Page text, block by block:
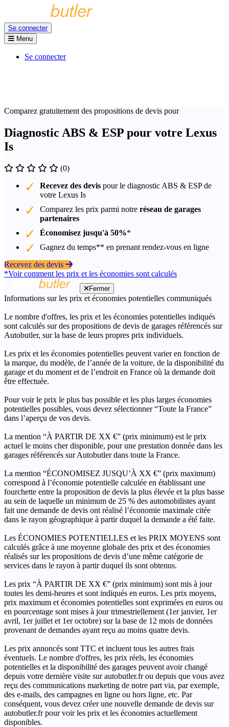
Se connecter
Menu
Se connecter
Comparez gratuitement des propositions de devis pour
Diagnostic ABS & ESP pour votre Lexus
Is
(0)
Recevez des devis pour le diagnostic ABS & ESP de
votre Lexus Is
Comparez les prix parmi notre réseau de garages
partenaires
Économisez jusqu'à 50%*
Gagnez du temps** en prenant rendez-vous en ligne
Recevez des devis
*Voir comment les prix et les économies sont calculés
Fermer
Informations sur les prix et économies potentielles communiqués
Le nombre d'offres, les prix et les économies potentielles indiqués
sont calculés sur des propositions de devis de garages référencés sur
Autobutler, sur la base de leurs propres prix individuels.
Les prix et les économies potentielles peuvent varier en fonction de
la marque, du modèle, de l’année de la voiture, de la disponibilité du
garage et du moment et de l’endroit en France où la demande doit
être effectuée.
Pour voir le prix le plus bas possible et les plus larges économies
potentielles possibles, vous devez sélectionner “Toute la France”
dans l’aperçu de vos devis.
La mention “À PARTIR DE XX €” (prix minimum) est le prix
actuel le moins cher disponible, pour une prestation donnée dans les
garages référencés sur Autobutler dans toute la France.
La mention “ÉCONOMISEZ JUSQU’À XX €” (prix maximum)
correspond à l’économie potentielle calculée en établissant une
fourchette entre la proposition de devis la plus élevée et la plus basse
au sein de laquelle un minimum de 25 % des automobilistes ayant
fait une demande de devis ont réalisé l’économie maximale citée
dans le rayon géographique à partir duquel la demande a été faite.
Les ÉCONOMIES POTENTIELLES et les PRIX MOYENS sont
calculés grâce à une moyenne globale des prix et des économies
réalisés sur les propositions de devis d’une même catégorie de
services dans le rayon à partir duquel ils sont obtenus.
Les prix “À PARTIR DE XX €” (prix minimum) sont mis à jour
toutes les demi-heures et sont indiqués en euros. Les prix moyens,
prix maximum et économies potentielles sont exprimées en euros ou
en pourcentage sont mises à jour trimestriellement (1er janvier, 1er
avril, 1er juillet et 1er octobre) sur la base de 12 mois de données
provenant de demandes ayant reçu au moins quatre devis.
Les prix annoncés sont TTC et incluent tous les autres frais
éventuels. Le nombre d'offres, les prix réels, les économies
potentielles et la disponibilité des garages peuvent avoir changé
depuis votre dernière visite sur autobutler.fr ou depuis que vous avez
reçu des communications marketing de notre part via, par exemple,
des e-mails, des campagnes en ligne ou hors ligne, etc. Par
conséquent, vous devez créer une nouvelle demande de devis sur
autobutler.fr pour voir les prix et les économies actuellement
disponibles.